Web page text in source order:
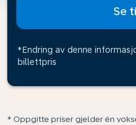
Se
*Endring av denne
billettpris
* Oppgitte priser gjelder én